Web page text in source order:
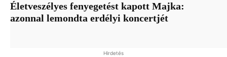
Életveszélyes fenyegetést kapott Majka:
azonnal lemondta erdélyi koncertjét
Hirdetés